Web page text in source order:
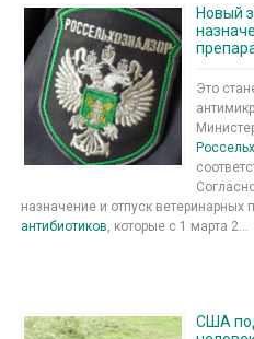
Новый
Это
назначение и отпуск ветеринарных
антибиотиков , которые с 1 марта 2...
США